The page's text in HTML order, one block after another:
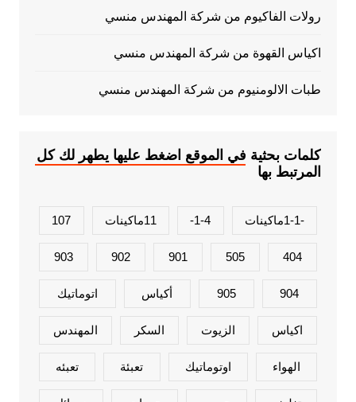
رولات الفاكيوم من شركة المهندس منسي
اكياس القهوة من شركة المهندس منسي
طبات الالومنيوم من شركة المهندس منسي
كلمات بحثية في الموقع اضغط عليها يطهر لك كل
المرتبط بها
-1-1ماكينات 1-4- 11ماكينات 107
404
505
901
902
903
904
905 أكياس اتوماتيك
اكياس الزيوت السكر المهندس
الهواء اوتوماتيك تعبئة تعبئه